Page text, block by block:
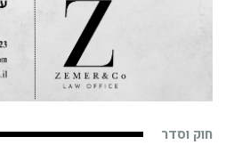
חוק וסדר